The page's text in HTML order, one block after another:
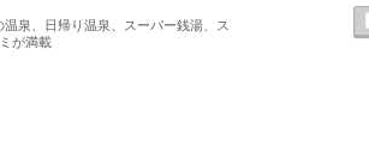
泉、日帰り温泉、スーパー銭湯、ス
が満載